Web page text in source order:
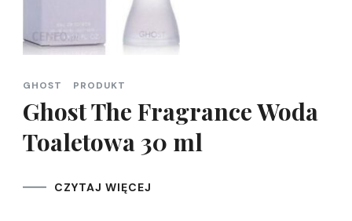
GHOST PRODUKT
Ghost The Fragrance Woda
Toaletowa 30 ml
CZYTAJ WIĘCEJ